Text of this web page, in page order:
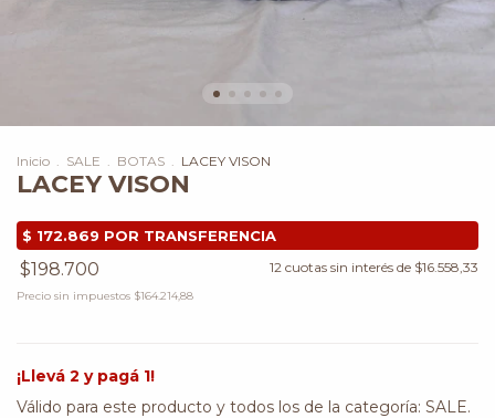
Inicio . SALE . BOTAS . LACEY VISON
LACEY VISON
$198.700 12 cuotas sin interés de $16.558,33
Precio sin impuestos $164.214,88
¡Llevá 2 y pagá 1!
Válido para este producto y todos los de la categoría: SALE.